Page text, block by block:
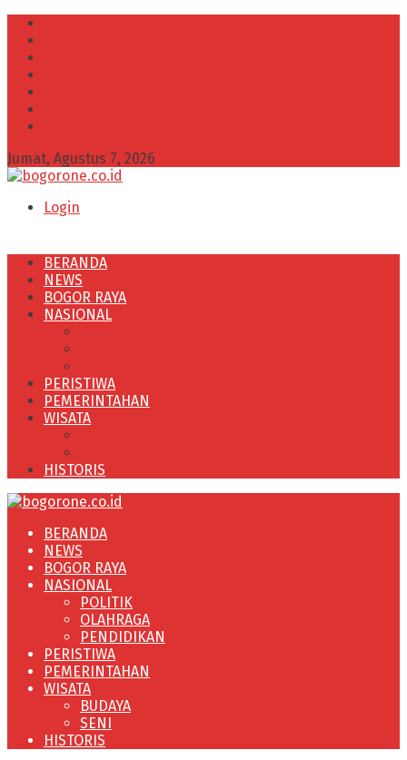
Jumat, Agustus 7, 2026
Login
BERANDA
NEWS
BOGOR RAYA
NASIONAL
PERISTIWA
PEMERINTAHAN
WISATA
HISTORIS
BERANDA
NEWS
BOGOR RAYA
NASIONAL
POLITIK
OLAHRAGA
PENDIDIKAN
PERISTIWA
PEMERINTAHAN
WISATA
BUDAYA
SENI
HISTORIS